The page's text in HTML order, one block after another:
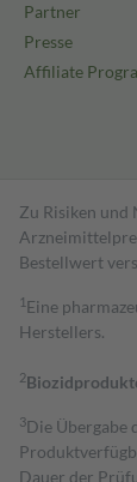
Partner
Presse
Affiliate
Zu Risiken und
Bestell­wert
1 Eine
Herstellers.
2
3Die Übergabe
Dauer der